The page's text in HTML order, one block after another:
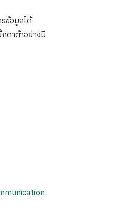
ข้อมูลได้
ดาต้าอย่างมี